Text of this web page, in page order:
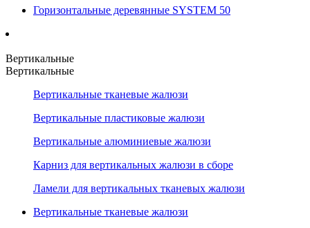
Горизонтальные деревянные SYSTEM 50
Вертикальные
Вертикальные
Вертикальные тканевые жалюзи
Вертикальные пластиковые жалюзи
Вертикальные алюминиевые жалюзи
Карниз для вертикальных жалюзи в сборе
Ламели для вертикальных тканевых жалюзи
Вертикальные тканевые жалюзи